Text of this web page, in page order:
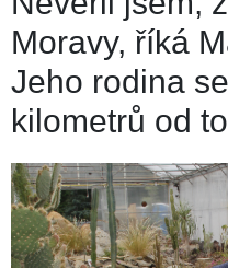
Moravy, říká
Jeho rodina
kilometrů od